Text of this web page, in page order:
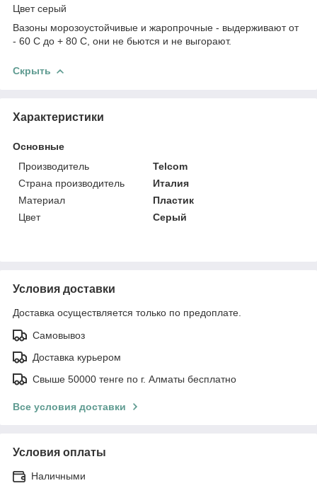
Цвет серый
Вазоны морозоустойчивые и жаропрочные - выдерживают от
- 60 С до + 80 С, они не бьются и не выгорают.
Скрыть
Характеристики
Основные
Производитель
Telcom
Страна производитель
Италия
Материал
Пластик
Цвет
Серый
Условия доставки
Доставка осуществляется только по предоплате.
Самовывоз
Доставка курьером
Свыше 50000 тенге по г. Алматы бесплатно
Все условия доставки
Условия оплаты
Наличными